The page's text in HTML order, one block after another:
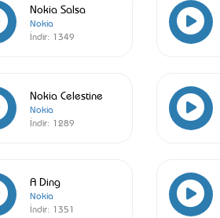
Nokia Salsa
Nokia
İndir: 1349
Nokia Celestine
Nokia
İndir: 1289
A Ding
Nokia
İndir: 1351